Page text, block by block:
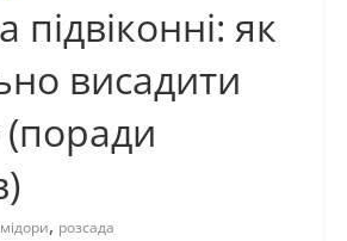
підвіконні: як
висадити
(поради
, розсада